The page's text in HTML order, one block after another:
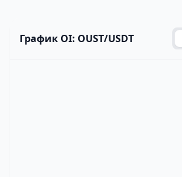
График OI: OUST/USDT